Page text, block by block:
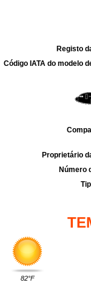
Registo
Código IATA do modelo
Proprietário
Número
82°F